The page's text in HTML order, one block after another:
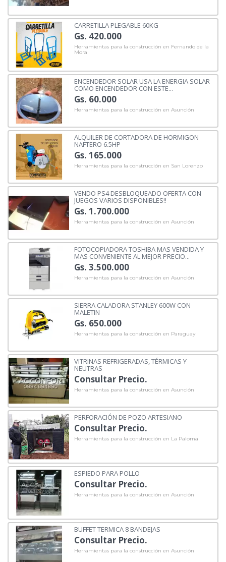
CARRETILLA PLEGABLE 60KG
Gs. 420.000
Herramientas para la construcción en Fernando de la
Mora
ENCENDEDOR SOLAR USA LA ENERGIA SOLAR
COMO ENCENDEDOR CON ESTE...
Gs. 60.000
Herramientas para la construcción en Asunción
ALQUILER DE CORTADORA DE HORMIGON
NAFTERO 6.5HP
Gs. 165.000
Herramientas para la construcción en San Lorenzo
VENDO PS4 DESBLOQUEADO OFERTA CON
JUEGOS VARIOS DISPONIBLES!!
Gs. 1.700.000
Herramientas para la construcción en Asunción
FOTOCOPIADORA TOSHIBA MAS VENDIDA Y
MAS CONVENIENTE AL MEJOR PRECIO...
Gs. 3.500.000
Herramientas para la construcción en Asunción
SIERRA CALADORA STANLEY 600W CON
MALETIN
Gs. 650.000
Herramientas para la construcción en Paraguay
VITRINAS REFRIGERADAS, TÉRMICAS Y
NEUTRAS
Consultar Precio.
Herramientas para la construcción en Asunción
PERFORACIÓN DE POZO ARTESIANO
Consultar Precio.
Herramientas para la construcción en La Paloma
ESPIEDO PARA POLLO
Consultar Precio.
Herramientas para la construcción en Asunción
BUFFET TERMICA 8 BANDEJAS
Consultar Precio.
Herramientas para la construcción en Asunción